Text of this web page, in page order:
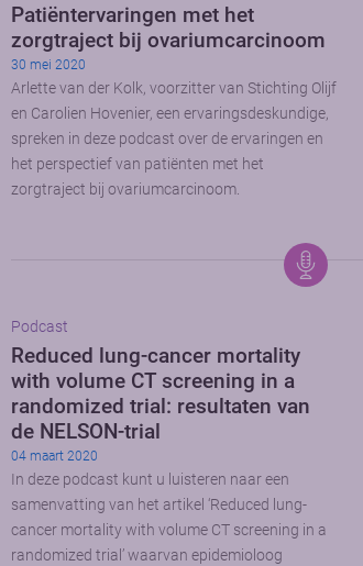
Patiëntervaringen met het
zorgtraject bij ovariumcarcinoom
30 mei 2020
Arlette van der Kolk, voorzitter van Stichting Olijf
en Carolien Hovenier, een ervaringsdeskundige,
spreken in deze podcast over de ervaringen en
het perspectief van patiënten met het
zorgtraject bij ovariumcarcinoom.
Podcast
Reduced lung-cancer mortality
with volume CT screening in a
randomized trial: resultaten van
de NELSON-trial
04 maart 2020
In deze podcast kunt u luisteren naar een
samenvatting van het artikel ‘Reduced lung-
cancer mortality with volume CT screening in a
randomized trial’ waarvan epidemioloog